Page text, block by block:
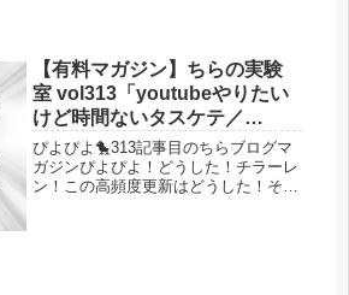
の記述やらを色々調...
【有料マガジン】ちらの実験
室 vol313「youtubeやりたい
けど時間ないタスケテ／
youtube作戦立案＆AIパワーで
一気にやりたいことが実現す
る可能性」
ぴよぴよ🐤313記事目のちらブログマ
ガジンぴよぴよ！どうした！チラーレ
ン！この高頻度更新はどうした！それ